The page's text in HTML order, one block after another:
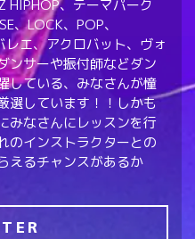
HIPHOP、テーマパーク
、LOCK、POP、
レエ、アクロバット、ヴォ
ンサーや振付師などダン
している、みなさんが憧
選しています！！しかも
みなさんにレッスンを行
のインストラクターとの
えるチャンスがあるか